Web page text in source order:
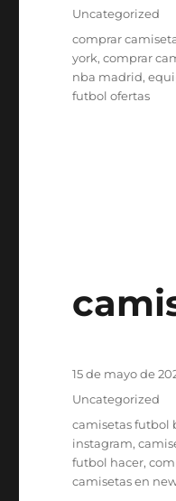
Categorías
Uncategorized
Etiquetas
comprar
york,comprar
nba madrid,
futbol ofertas
Publicado
15 de mayo de
Categorías
Uncategorized
Etiquetas
camisetas futbol
instagram,
futbol hacer,
camisetas en